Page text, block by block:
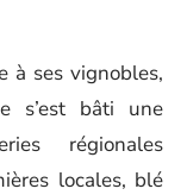
à ses vignobles,
s’est bâti une
régionales
locales, blé